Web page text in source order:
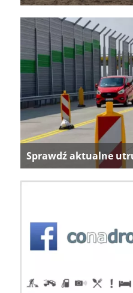
Sprawdź aktualne